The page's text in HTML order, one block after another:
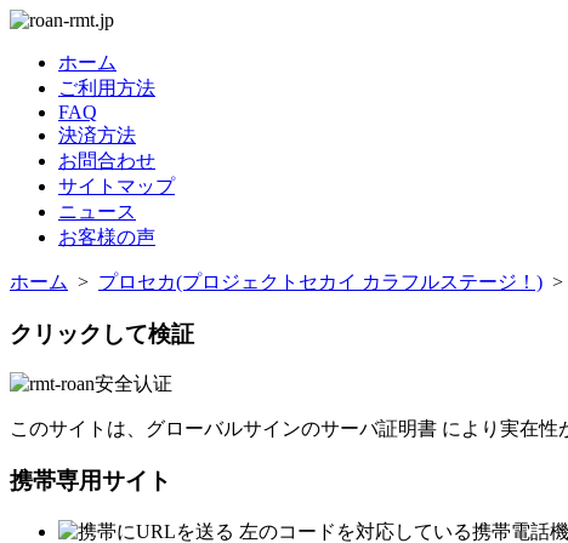
ホーム
ご利用方法
FAQ
決済方法
お問合わせ
サイトマップ
ニュース
お客様の声
ホーム > プロセカ(プロジェクトセカイ カラフルステージ！) >
クリックして検証
このサイトは、グローバルサインのサーバ証明書 により実在
携帯専用サイト
左のコードを対応している携帯電話